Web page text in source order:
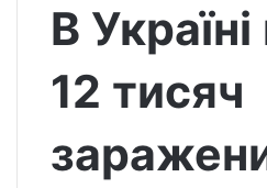
В
12 тисяч